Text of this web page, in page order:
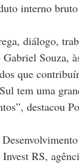
interno
diálogo,
Souza,
que
tem uma
destacou
RS,